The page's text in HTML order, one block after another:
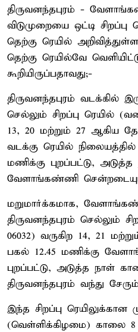
திருவனந்தபுரம் -
விடுமுறையை ஒட்டி
தெற்கு ரெயில்
தெற்கு ரெயில்வே
கூறியிருப்பதாவது;-
திருவனந்தபுரம் வடக்கில்
செல்லும் சிறப்பு ரெயில்
13, 20 மற்றும் 27 ஆகிய
வடக்கு ரெயில்
மணிக்கு புறப்பட்டு,
வேளாங்கண்ணி
மறுமார்க்கமாக,
திருவனந்தபுரம் செல்லும்
06032) வருகிற 14, 21
பகல் 12.45 மணிக்கு
புறப்பட்டு, அடுத்த நாள்
திருவனந்தபுரம் வந்து
இந்த சிறப்பு ரெயிலுக்கான
(வெள்ளிக்கிழமை) காலை 8